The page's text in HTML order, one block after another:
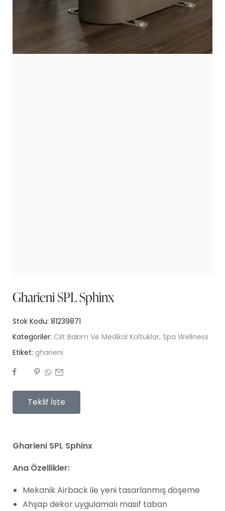
Gharieni SPL Sphinx
Stok Kodu: 81239871
Kategoriler: Cilt Bakım Ve Medikal Koltuklar, Spa Wellness
Etiket: gharieni
Teklif İste
Gharieni SPL Sphinx
Ana Özellikler:
Mekanik Airback ile yeni tasarlanmış döşeme
Ahşap dekor uygulamalı masif taban